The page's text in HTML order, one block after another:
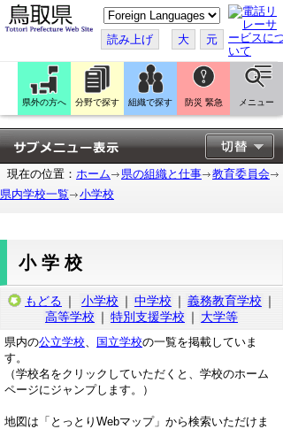
こ
の
ペ
ー
ジ
翻
訳
す
る
読み上げ 大 元
県外の方へ 分野で探す 組織で探す 防災 緊急 メニュー
現在の位置： ホーム 県の組織と仕事
教育委員会
県内学校一覧
小学校
小学校
もどる ｜ 小学校 ｜ 中学校 ｜ 義務教育学校 ｜
高等学校 ｜ 特別支援学校 ｜ 大学等
県内の公立学校、 国立学校の一覧を掲載していま
す。
（学校名をクリックしていただくと、学校のホーム
ページにジャンプします。）
地図は「とっとりWebマップ」から検索いただけま